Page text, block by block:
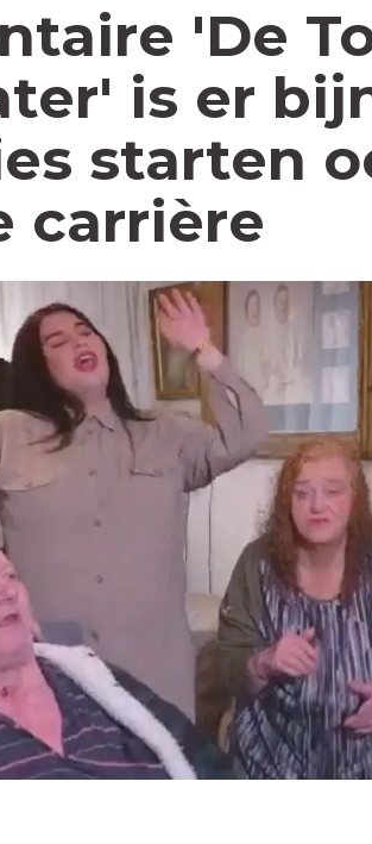
'De
is er
starten
carrière